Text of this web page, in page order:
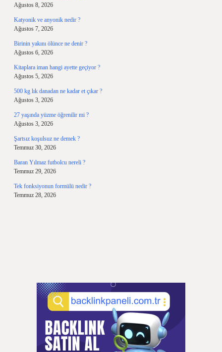
Ağustos 8, 2026
Katyonik ve anyonik nedir ?
Ağustos 7, 2026
Birinin yakını ölünce ne denir ?
Ağustos 6, 2026
Kitaplara iman hangi ayette geçiyor ?
Ağustos 5, 2026
500 kg lık danadan ne kadar et çıkar ?
Ağustos 3, 2026
27 yaşında yüzme öğrenilir mi ?
Ağustos 3, 2026
Şartsız koşulsuz ne demek ?
Temmuz 30, 2026
Baran Yılmaz futbolcu nereli ?
Temmuz 29, 2026
Tek fonksiyonun formülü nedir ?
Temmuz 28, 2026